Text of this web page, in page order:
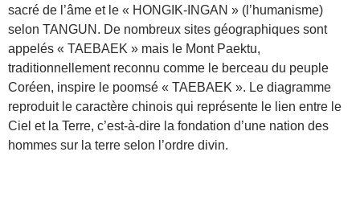
sacré de l’âme et le « HONGIK-INGAN » (l’humanisme)
selon TANGUN. De nombreux sites géographiques sont
appelés « TAEBAEK » mais le Mont Paektu,
traditionnellement reconnu comme le berceau du peuple
Coréen, inspire le poomsé « TAEBAEK ». Le diagramme
reproduit le caractère chinois qui représente le lien entre le
Ciel et la Terre, c’est-à-dire la fondation d’une nation des
hommes sur la terre selon l’ordre divin.